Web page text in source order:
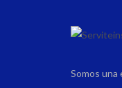
Somos una